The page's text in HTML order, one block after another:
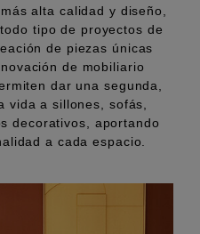
alta calidad y diseño,
tipo de proyectos de
de piezas únicas
de mobiliario
dar una segunda,
vida a sillones, sofás,
decorativos, aportando
a cada espacio.